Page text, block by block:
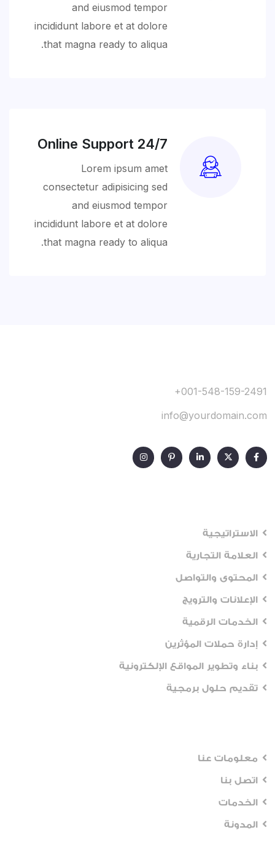
and eiusmod tempor
incididunt labore et at dolore
that magna ready to aliqua.
24/7 Online Support
Lorem ipsum amet
consectetur adipisicing sed
and eiusmod tempor
incididunt labore et at dolore
that magna ready to aliqua.
+001-548-159-2491
info@yourdomain.com
الاستراتيجية
العلامة التجارية
المحتوى والتواصل
الإعلانات والترويج
الخدمات الرقمية
إدارة حملات المؤثرين
بناء وتطوير المواقع الإلكترونية
تقديم حلول برمجية
معلومات عنا
اتصل بنا
الخدمات
المدونة